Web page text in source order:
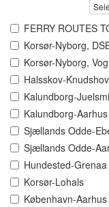
FERRY ROUTES
Korsør-Nyborg,
Korsør-Nyborg,
Halsskov-
Kalundborg-
Kalundborg-Aarhus
Sjællands Odde-
Sjællands Odde-
Hundested-Grenaa
Korsør-Lohals
København-Aarhus